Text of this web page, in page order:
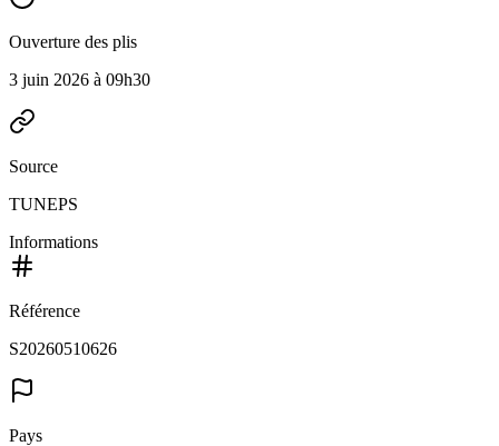
Ouverture des plis
3 juin 2026 à 09h30
Source
TUNEPS
Informations
Référence
S20260510626
Pays